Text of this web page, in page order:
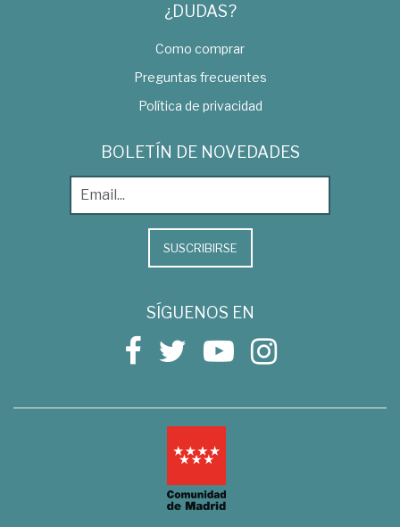
¿DUDAS?
Como comprar
Preguntas frecuentes
Política de privacidad
BOLETÍN DE NOVEDADES
SUSCRIBIRSE
SÍGUENOS EN